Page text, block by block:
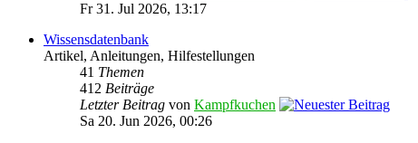
Fr 31. Jul 2026, 13:17
Wissensdatenbank
Artikel, Anleitungen, Hilfestellungen
41 Themen
412 Beiträge
Letzter Beitrag von Kampfkuchen
Sa 20. Jun 2026, 00:26